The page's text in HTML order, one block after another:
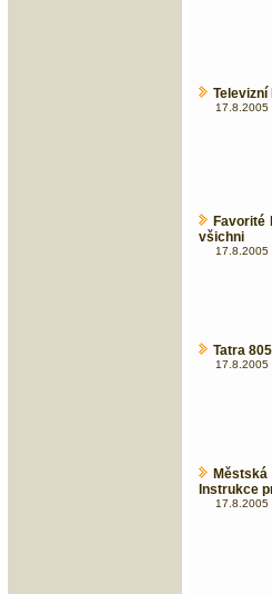
Televizní
17.8.2005
Favorité
všichni
17.8.2005
Tatra
17.8.2005
Instrukce
17.8.2005